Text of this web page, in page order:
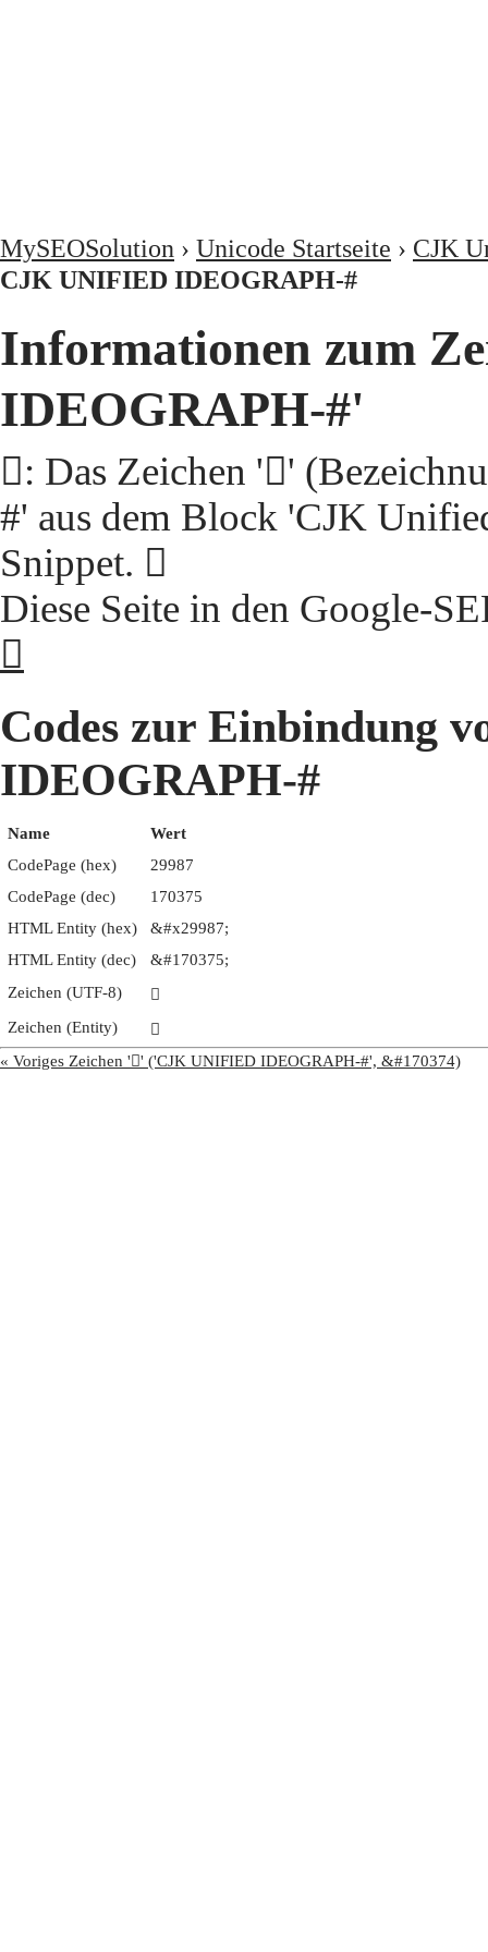
MySEOSolution › Unicode Startseite › CJK
CJK UNIFIED IDEOGRAPH-#
Informationen zum
IDEOGRAPH-#'
𩦇: Das Zeichen '𩦇'
#' aus dem Block 'CJK
Snippet. 𩦇
Diese Seite in den Google-
𩦇
Codes zur Einbindung
IDEOGRAPH-#
Name
Wert
CodePage (hex)
29987
CodePage (dec)
170375
HTML Entity (hex)
&#x29987;
HTML Entity (dec)
&#170375;
Zeichen (UTF-8)
𩦇
Zeichen (Entity)
𩦇
« Voriges Zeichen '𩦆' ('CJK UNIFIED IDEOGRAPH-#', &#170374)